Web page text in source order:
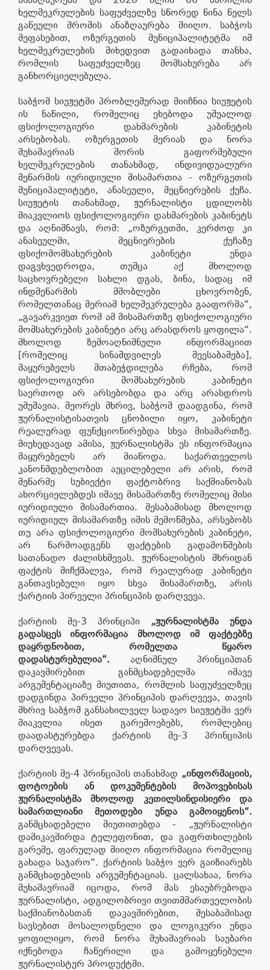
ხელშეკრულების საფუძველზე სწორედ წინა წელს
გაწეული შრომის ანაზღაურება მიიღო. საბჭოს
შეფასებით, ოზურგეთის მუნიციპალიტეტმა იმ
ხელშეკრულების მიხედვით გადაიხადა თანხა,
რომლის საფუძველზეც მომსახურება არ
განხორციელებულა.
საბჭომ სიუჟეტში პრობლემურად მიიჩნია სიუჟეტის
ის ნაწილი, რომელიც ეხებოდა უშუალოდ
ფსიქოლოგიური დახმარების კაბინეტის
არსებობას. ოზურგეთის მერიას და ნორა
მუხაშავრიას შორის გაფორმებული
ხელშეკრულების თანახმად, ინდივიდუალური
მეწარმის იურიდიული მისამართია - ოზურგეთის
მუნიციპალიტეტი, ანასეული, მეცნიერების ქუჩა.
სიუჟეტის თანახმად, ჟურნალისტი ცდილობს
მიაკვლიოს ფსიქოლოგიური დახმარების კაბინეტს
და აღნიშნავს, რომ: „ოზურგეთში, კერძოდ კი
ანასეულში, მეცნიერების ქუჩაზე
ფსიქომომსახურების კაბინეტი უნდა
დაგვხვედროდა, თუმცა აქ მხოლოდ
საცხოვრებელი სახლი დგას, ბინა, სადაც იმ
ინდმეწარმის მშობლები ცხოვრობენ,
რომელთანაც მერიამ ხელშეკრულება გააფორმა“,
„გავარკვიეთ რომ ამ მისამართზე ფსიქოლოგიური
მომსახურების კაბინეტი არც არასდროს ყოფილა“.
მხოლოდ ზემოაღნიშნული ინფორმაციით
[რომელიც სინამდვილეს შეესაბამება],
მაყურებელს შთაბეჭდილება რჩება, რომ
ფსიქოლოგიური მომსახურების კაბინეტი
საერთოდ არ არსებობდა და არც არასდროს
უმუშავია. მეორეს მხრივ, საბჭომ დაადგინა, რომ
ჟურნალისტისათვის ცნობილი იყო, კაბინეტი
რეალურად ფუნქციონირებდა სხვა მისამართზე.
მიუხედავად ამისა, ჟურნალისტმა ეს ინფორმაცია
მაყურებელს არ მიაწოდა. საქართველოს
კანონმდებლობით აუცილებელი არ არის, რომ
მეწარმე სუბიექტი ფაქტობრივ საქმიანობას
ახორციელებდეს იმავე მისამართზე რომელიც მისი
იურიდიული მისამართია. შესაბამისად მხოლოდ
იურიდიულ მისამართზე იმის შემოწმება, არსებობს
თუ არა ფსიქოლოგიური მომსახურების კაბინეტი,
არ წარმოადგენს ფაქტების გადამოწმების
სათანადო ძალისხმევას. ჟურნალისტის მხრიდან
ფაქტის მიჩქმალვა, რომ რეალურად კაბინეტი
განთავსებული იყო სხვა მისამართზე, არის
ქარტიის პირველი პრინციპის დარღვევა.
ქარტიის მე-3 პრინციპი
„ჟურნალისტმა უნდა
გადასცეს ინფორმაცია მხოლოდ იმ ფაქტებზე
დაყრდნობით, რომელთა წყარო
დადასტურებულია“. აღნიშნულ პრინციპთან
დაკავშირებით განმცხადებელმა იმავე
არგუმენტაციაზე მიუთითა, რომლის საფუძველზეც
დადგინდა პირველი პრინციპის დარღვევა, თავის
მხრივ საბჭომ განსახილველ სადავო სიუჟეტში ვერ
მიაკვლია ისეთ გარემოებებს, რომლებიც
დაადასტურებდა ქარტიის მე-3 პრინციპის
დარღვევას.
ქარტიის მე-4 პრინციპის თანახმად „ინფორმაციის,
ფოტოების ან დოკუმენტების მოპოვებისას
ჟურნალისტმა მხოლოდ კეთილსინდისიერი და
სამართლიანი მეთოდები უნდა გამოიყენოს“.
განმცხადებელი მიუთითებდა - „ჟურნალისტი
დამიკავშირდა ტელეფონით, და გაფრთხილების
გარეშე, ფარულად მიიღო ინფორმაცია რომელიც
გახადა საჯარო“. ქარტიის საბჭო ვერ გაიზიარებს
განმცხადებლის არგუმენტაციას. ცალსახაა, ნორა
მუხაშავრიამ იცოდა, რომ მას ესაუბრებოდა
ჟურნალისტი, ადგილობრივი თვითმმართველობის
საქმიანობასთან დაკავშირებით, შესაბამისად
სავსებით მოსალოდნელი და ლოგიკური უნდა
ყოფილიყო, რომ ნორა მუხაშავრიას საუბარი
იქნებოდა ჩაწერილი და გამოყენებული
ჟურნალისტურ პროდუქტში.